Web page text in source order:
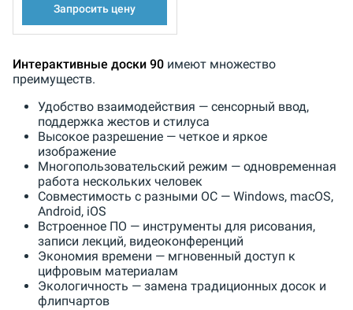
Запросить цену
Интерактивные доски 90 имеют множество
преимуществ.
Удобство взаимодействия — сенсорный ввод,
поддержка жестов и стилуса
Высокое разрешение — четкое и яркое
изображение
Многопользовательский режим — одновременная
работа нескольких человек
Совместимость с разными ОС — Windows, macOS,
Android, iOS
Встроенное ПО — инструменты для рисования,
записи лекций, видеоконференций
Экономия времени — мгновенный доступ к
цифровым материалам
Экологичность — замена традиционных досок и
флипчартов